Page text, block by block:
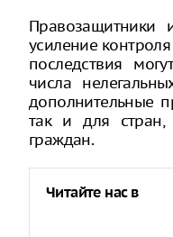
Правозащитники
усиление
последствия
числа
дополнительные
так и для стран,
граждан.
Читайте нас в